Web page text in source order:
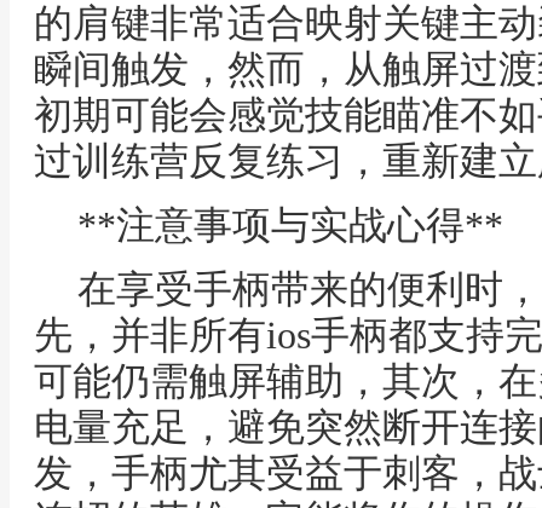
的肩键非常适合映射关键主
瞬间触发，然而，从触屏过
初期可能会感觉技能瞄准不
过训练营反复练习，重新建
**注意事项与实战心得**
在享受手柄带来的便利时
先，并非所有ios手柄都支持
可能仍需触屏辅助，其次，
电量充足，避免突然断开连
发，手柄尤其受益于刺客，